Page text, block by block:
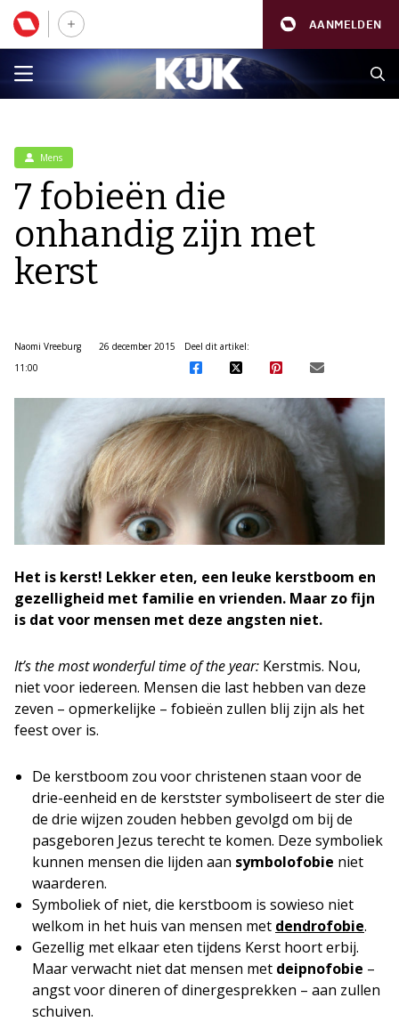
AANMELDEN
Mens
7 fobieën die
onhandig zijn met
kerst
Naomi Vreeburg
26 december 2015
11:00
Deel dit artikel:
Het is kerst! Lekker eten, een leuke kerstboom en
gezelligheid met familie en vrienden. Maar zo fijn
is dat voor mensen met deze angsten niet.
It’s the most wonderful time of the year: Kerstmis. Nou,
niet voor iedereen. Mensen die last hebben van deze
zeven – opmerkelijke – fobieën zullen blij zijn als het
feest over is.
De kerstboom zou voor christenen staan voor de
drie-eenheid en de kerstster symboliseert de ster die
de drie wijzen zouden hebben gevolgd om bij de
pasgeboren Jezus terecht te komen. Deze symboliek
kunnen mensen die lijden aan symbolofobie niet
waarderen.
Symboliek of niet, die kerstboom is sowieso niet
welkom in het huis van mensen met dendrofobie.
Gezellig met elkaar eten tijdens Kerst hoort erbij.
Maar verwacht niet dat mensen met deipnofobie –
angst voor dineren of dinergesprekken – aan zullen
schuiven.